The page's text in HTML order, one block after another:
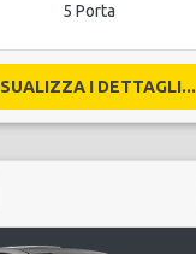
5 Porta
I DETTAGLI...